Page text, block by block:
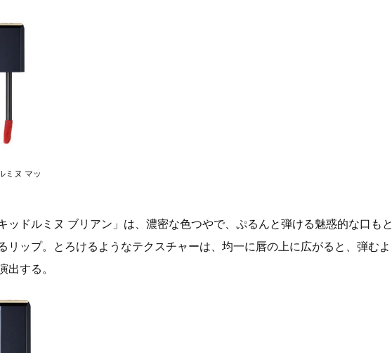
ミヌ マッ
ッドルミヌ ブリアン」は、濃密な色つやで、ぷるんと弾ける魅惑的な口もと
リップ。とろけるようなテクスチャーは、均一に唇の上に広がると、弾むよ
出する。